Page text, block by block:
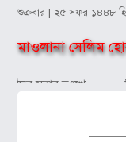
শুক্রবার | ২৫ সফর ১৪৪৮
মাওলানা সেলিম
সবার দুঃখে